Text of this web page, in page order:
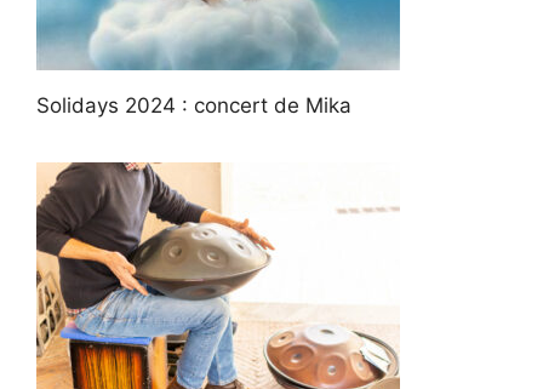
Solidays 2024 : concert de Mika